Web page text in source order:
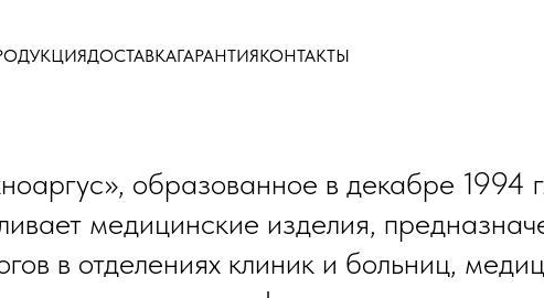
ДОСТАВКАГАРАНТИЯКОНТАКТЫ
образованное в декабре 1994
медицинские изделия,
в отделениях клиник и больниц,